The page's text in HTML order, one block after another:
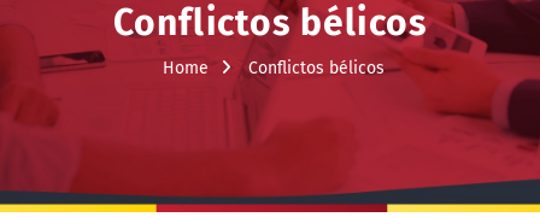
Conflictos bélicos
Home Conflictos bélicos